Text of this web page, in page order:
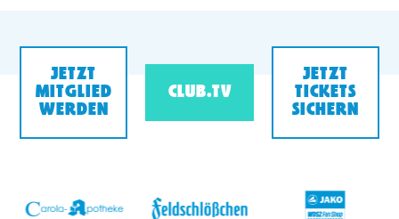
JETZT
MITGLIED
WERDEN
CLUB.TV
JETZT
TICKETS
SICHERN